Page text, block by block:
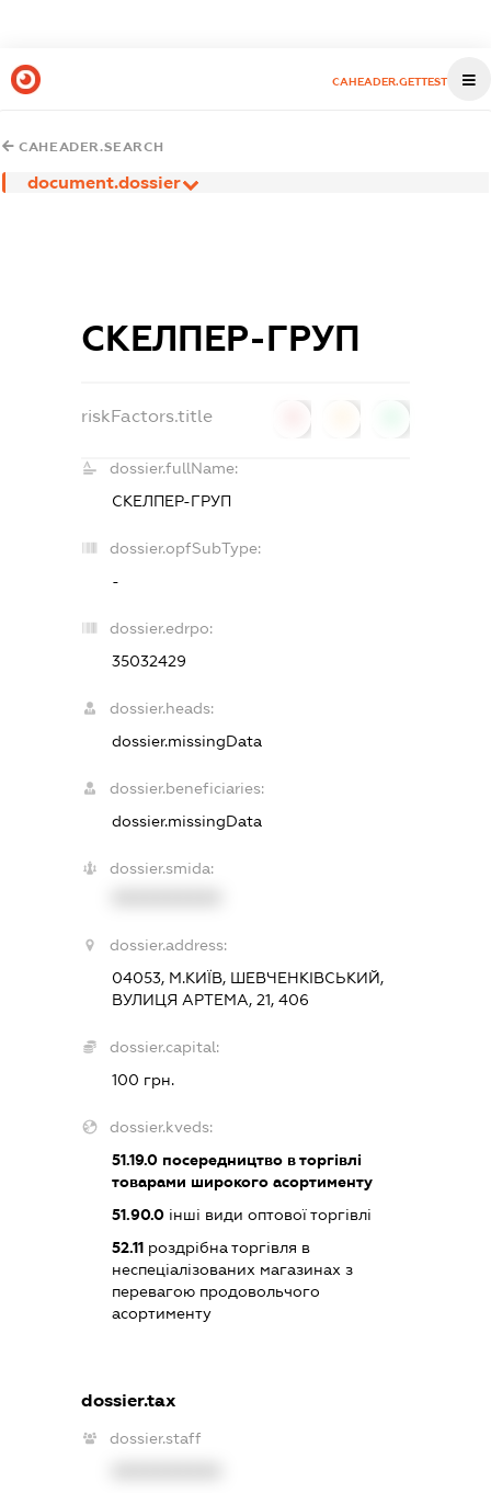
CAHEADER.GETTEST
CAHEADER.SEARCH
document.dossier
СКЕЛПЕР-ГРУП
riskFactors.title
dossier.fullName:
СКЕЛПЕР-ГРУП
dossier.opfSubType:
-
dossier.edrpo:
35032429
dossier.heads:
dossier.missingData
dossier.beneficiaries:
dossier.missingData
dossier.smida:
dossier.address:
04053, М.КИЇВ, ШЕВЧЕНКІВСЬКИЙ,
ВУЛИЦЯ АРТЕМА, 21, 406
dossier.capital:
100 грн.
dossier.kveds:
51.19.0посередництво в торгівлі
товарами широкого асортименту
51.90.0інші види оптової торгівлі
52.11роздрібна торгівля в
неспеціалізованих магазинах з
перевагою продовольчого
асортименту
dossier.tax
dossier.staff